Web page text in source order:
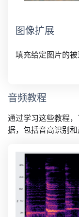
图像扩展
填充给定图片的被
音频教程
通过学习这些教程
据，包括音高识别和